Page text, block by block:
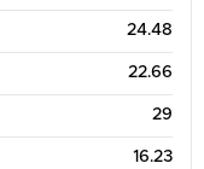
Ağu '26
24.48
22.66
29
16.23